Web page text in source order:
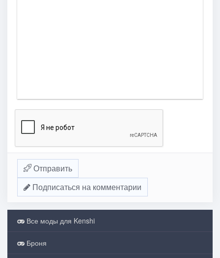
Отправить
Подписаться на комментарии
Все моды для Kenshi
Броня